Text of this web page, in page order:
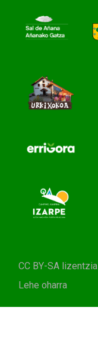
CC BY-SA lizentzia
Lehe oharra